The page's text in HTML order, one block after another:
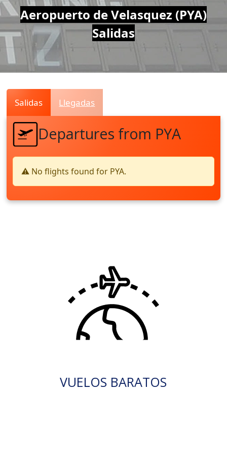
Air
Traffic
Live
Aeropuerto de Velasquez (PYA)
Salidas
Salidas Llegadas
Departures from PYA
⚠️ No flights found for PYA.
VUELOS BARATOS